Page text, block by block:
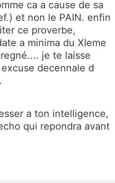
ca a cause de sa
et non le PAIN. enfin
ce proverbe,
a minima du XIeme
je te laisse
decennale d
a ton intelligence,
qui repondra avant